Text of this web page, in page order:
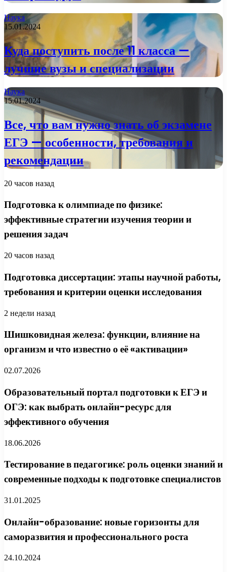
Наука
15.01.2024
Куда поступить после 11 класса —
лучшие вузы и специализации
Наука
15.01.2024
Все, что вам нужно знать об экзамене
ЕГЭ — особенности, требования и
рекомендации
20 часов назад
Подготовка к олимпиаде по физике:
эффективные стратегии изучения теории и
решения задач
20 часов назад
Подготовка диссертации: этапы научной работы,
требования и критерии оценки исследования
2 недели назад
Шишковидная железа: функции, влияние на
организм и что известно о её «активации»
02.07.2026
Образовательный портал подготовки к ЕГЭ и
ОГЭ: как выбрать онлайн-ресурс для
эффективного обучения
18.06.2026
Тестирование в педагогике: роль оценки знаний и
современные подходы к подготовке специалистов
31.01.2025
Онлайн-образование: новые горизонты для
саморазвития и профессионального роста
24.10.2024